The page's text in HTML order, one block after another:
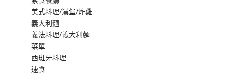
美式料理/漢堡/炸雞
義大利麵
義法料理/義大利麵
菜單
西班牙料理
速食